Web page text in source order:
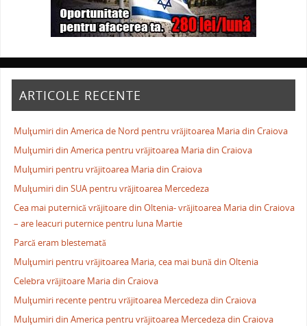
ARTICOLE RECENTE
Mulţumiri din America de Nord pentru vrăjitoarea Maria din Craiova
Mulţumiri din America pentru vrăjitoarea Maria din Craiova
Mulţumiri pentru vrăjitoarea Maria din Craiova
Mulţumiri din SUA pentru vrăjitoarea Mercedeza
Cea mai puternică vrăjitoare din Oltenia- vrăjitoarea Maria din Craiova
– are leacuri puternice pentru luna Martie
Parcă eram blestemată
Mulţumiri pentru vrăjitoarea Maria, cea mai bună din Oltenia
Celebra vrăjitoare Maria din Craiova
Mulţumiri recente pentru vrăjitoarea Mercedeza din Craiova
Mulţumiri din America pentru vrăjitoarea Mercedeza din Craiova